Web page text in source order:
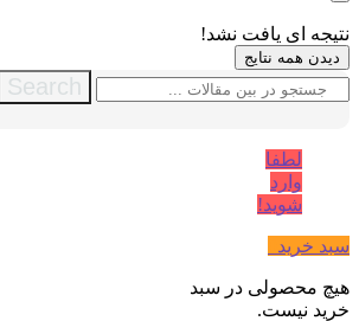
نتیجه ای یافت نشد!
دیدن همه نتایج
Search
لطفا
وارد
شوید!
سبد خرید
هیچ محصولی در سبد
خرید نیست.